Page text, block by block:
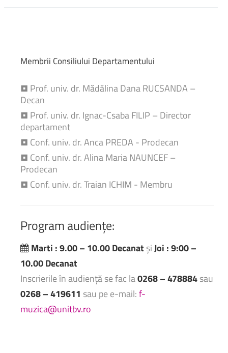
Membrii Consiliului Departamentului
• Prof. univ. dr. Mădălina Dana RUCSANDA –
Decan
• Prof. univ. dr. Ignac-Csaba FILIP – Director
departament
• Conf. univ. dr. Anca PREDA - Prodecan
• Conf. univ. dr. Alina Maria NAUNCEF –
Prodecan
• Conf. univ. dr. Traian ICHIM - Membru
Programaudiențe:
Marti : 9.00 – 10.00 Decanat șiJoi : 9:00 –
10.00 Decanat
Inscrierile în audiență se fac la0268 – 478884sau
0268 – 419611 sau pe e-mail:f-
muzica@unitbv.ro